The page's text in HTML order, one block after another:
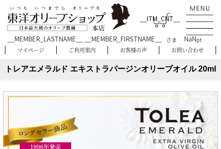
__ITM_CNT__
__MEMBER_LASTNAME__ __MEMBER_FIRSTNAME__ さま NaNpt
マイページ ご利用案内 お客様の声 お問い合わせ
トレアエメラルド エキストラバージンオリーブオイル 20ml